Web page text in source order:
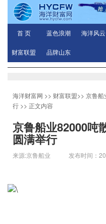
首 页 蓝色浪潮 海洋风云
财富联盟 品牌山东
海洋财富网 >> 财富联盟>> 京鲁船
行 >> 正文内容
京鲁船业82000吨
圆满举行
来源:京鲁船业 发布时间：